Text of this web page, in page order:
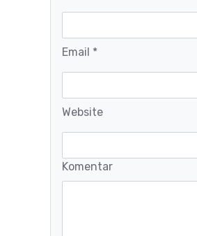
Email *
Website
Komentar